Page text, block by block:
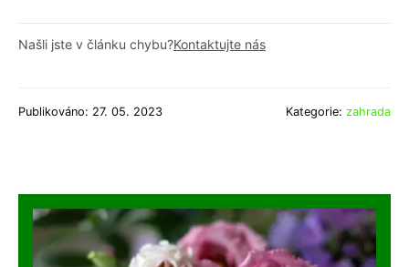
Našli jste v článku chybu?Kontaktujte nás
Publikováno: 27. 05. 2023 Kategorie: zahrada